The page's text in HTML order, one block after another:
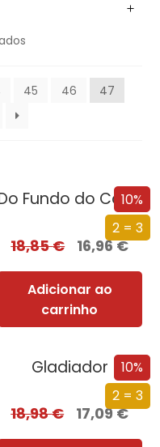
45 46
47
10%
2 = 3
Do Fundo do Coração
18,85€ 16,96€
Adicionar ao
carrinho
10%
2 = 3
Gladiador
18,98€ 17,09€